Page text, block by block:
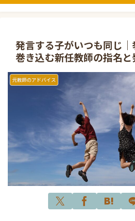
発言する子がいつも同じ
巻き込む新任教師の指名
元教師のアドバイス